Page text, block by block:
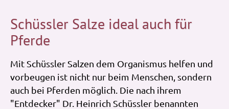
Schüssler Salze ideal auch für
Pferde
Mit Schüssler Salzen dem Organismus helfen und
vorbeugen ist nicht nur beim Menschen, sondern
auch bei Pferden möglich. Die nach ihrem
"Entdecker" Dr. Heinrich Schüssler benannten